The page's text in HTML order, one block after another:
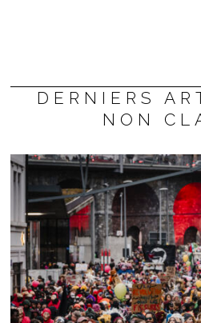
DERNIERS
NON